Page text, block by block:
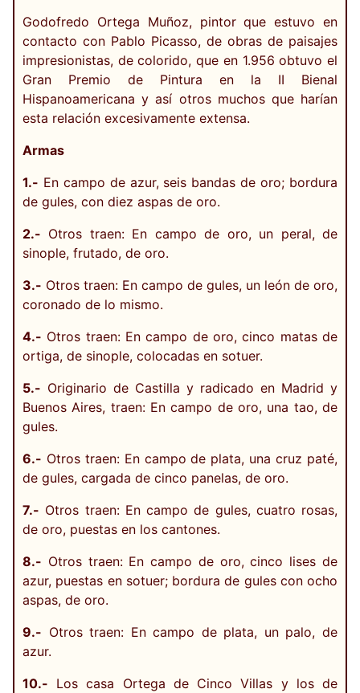
Godofredo Ortega Muñoz, pintor que estuvo en
contacto con Pablo Picasso, de obras de paisajes
impresionistas, de colorido, que en 1.956 obtuvo el
Gran Premio de Pintura en la II Bienal
Hispanoamericana y así otros muchos que harían
esta relación excesivamente extensa.
Armas
1.- En campo de azur, seis bandas de oro; bordura
de gules, con diez aspas de oro.
2.- Otros traen: En campo de oro, un peral, de
sinople, frutado, de oro.
3.- Otros traen: En campo de gules, un león de oro,
coronado de lo mismo.
4.- Otros traen: En campo de oro, cinco matas de
ortiga, de sinople, colocadas en sotuer.
5.- Originario de Castilla y radicado en Madrid y
Buenos Aires, traen: En campo de oro, una tao, de
gules.
6.- Otros traen: En campo de plata, una cruz paté,
de gules, cargada de cinco panelas, de oro.
7.- Otros traen: En campo de gules, cuatro rosas,
de oro, puestas en los cantones.
8.- Otros traen: En campo de oro, cinco lises de
azur, puestas en sotuer; bordura de gules con ocho
aspas, de oro.
9.- Otros traen: En campo de plata, un palo, de
azur.
10.- Los casa Ortega de Cinco Villas y los de